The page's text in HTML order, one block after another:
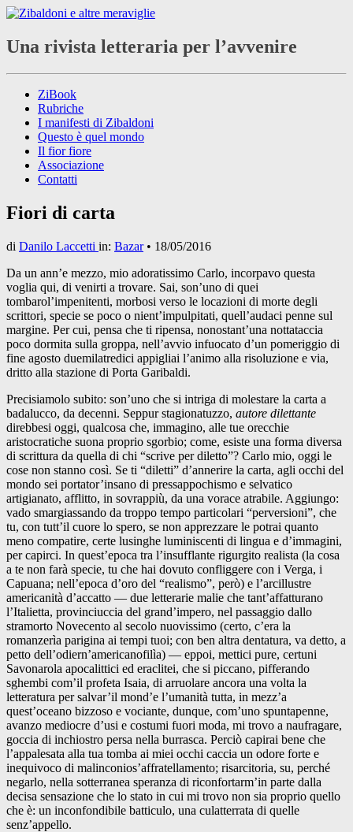
Una rivista letteraria per l’avvenire
ZiBook
Rubriche
I manifesti di Zibaldoni
Questo è quel mondo
Il fior fiore
Associazione
Contatti
Fiori di carta
di Danilo Laccetti in: Bazar• 18/05/2016
Da un ann’e mezzo, mio adoratissimo Carlo, incorpavo questa
voglia qui, di venirti a trovare. Sai, son’uno di quei
tombarol’impenitenti, morbosi verso le locazioni di morte degli
scrittori, specie se poco o nient’impulpitati, quell’audaci penne sul
margine. Per cui, pensa che ti ripensa, nonostant’una nottataccia
poco dormita sulla groppa, nell’avvio infuocato d’un pomeriggio di
fine agosto duemilatredici appigliai l’animo alla risoluzione e via,
dritto alla stazione di Porta Garibaldi.
Precisiamolo subito: son’uno che si intriga di molestare la carta a
badalucco, da decenni. Seppur stagionatuzzo, autore dilettante
direbbesi oggi, qualcosa che, immagino, alle tue orecchie
aristocratiche suona proprio sgorbio; come, esiste una forma diversa
di scrittura da quella di chi “scrive per diletto”? Carlo mio, oggi le
cose non stanno così. Se ti “diletti” d’annerire la carta, agli occhi del
mondo sei portator’insano di pressappochismo e selvatico
artigianato, afflitto, in sovrappiù, da una vorace atrabile. Aggiungo:
vado smargiassando da troppo tempo particolari “perversioni”, che
tu, con tutt’il cuore lo spero, se non apprezzare le potrai quanto
meno compatire, certe lusinghe luminiscenti di lingua e d’immagini,
per capirci. In quest’epoca tra l’insufflante rigurgito realista (la cosa
a te non farà specie, tu che hai dovuto confliggere con i Verga, i
Capuana; nell’epoca d’oro del “realismo”, però) e l’arcillustre
americanità d’accatto — due letterarie malie che tant’affatturano
l’Italietta, provinciuccia del grand’impero, nel passaggio dallo
stramorto Novecento al secolo nuovissimo (certo, c’era la
romanzerìa parigina ai tempi tuoi; con ben altra dentatura, va detto, a
petto dell’odiern’americanofilìa) — eppoi, mettici pure, certuni
Savonarola apocalittici ed eraclitei, che si piccano, pifferando
sghembi com’il profeta Isaia, di arruolare ancora una volta la
letteratura per salvar’il mond’e l’umanità tutta, in mezz’a
quest’oceano bizzoso e vociante, dunque, com’uno spuntapenne,
avanzo mediocre d’usi e costumi fuori moda, mi trovo a naufragare,
goccia di inchiostro persa nella burrasca. Perciò capirai bene che
l’appalesata alla tua tomba ai miei occhi caccia un odore forte e
inequivoco di malinconios’affratellamento; risarcitoria, su, perché
negarlo, nella sotterranea speranza di riconfortarm’in parte dalla
decisa sensazione che lo stato in cui mi trovo non sia proprio quello
che è: un inconfondibile batticulo, una culatterrata di quelle
senz’appello.